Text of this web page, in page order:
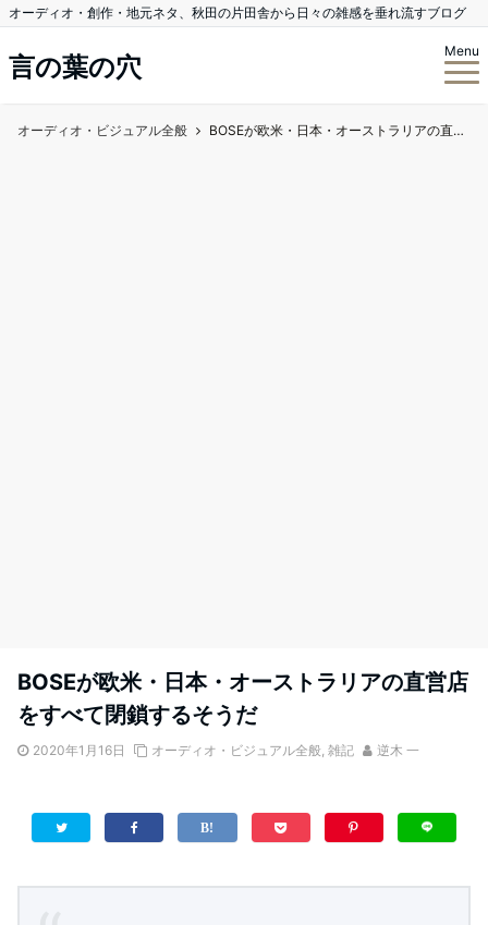
オーディオ・創作・地元ネタ、秋田の片田舎から日々の雑感を垂れ流すブログ
言の葉の穴
Menu
オーディオ・ビジュアル全般 BOSEが欧米・日本・オーストラリアの直営店をすべて閉鎖するそうだ
BOSEが欧米・日本・オーストラリアの直営店
をすべて閉鎖するそうだ
2020年1月16日 オーディオ・ビジュアル全般, 雑記 逆木 一